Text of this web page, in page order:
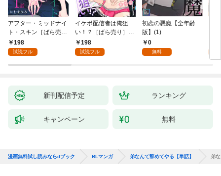
アフター・ミッドナイ
ト・スキン［ばら売
り］ 第1話
198
試読フル
イケボ配信者は俺狙
い！？［ばら売り］
第1話
198
試読フル
初恋の悪魔【全年齢
版】(1)
0
無料
新刊配信予定 ランキング
キャンペーン 無料
漫画無料試し読みならdブック BLマンガ 弟なんて辞めてやる【単話】 弟